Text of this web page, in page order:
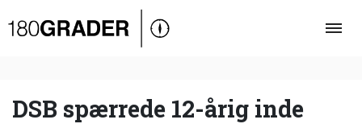
Oversigt
Debat
DSB spærrede 12-årig inde